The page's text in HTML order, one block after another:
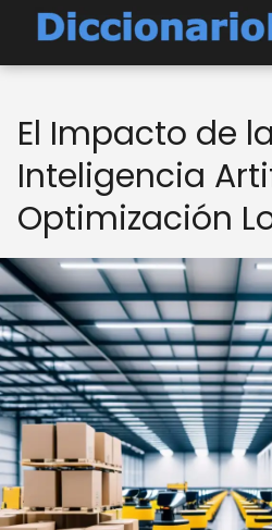
El Impacto de la
Inteligencia
Optimización